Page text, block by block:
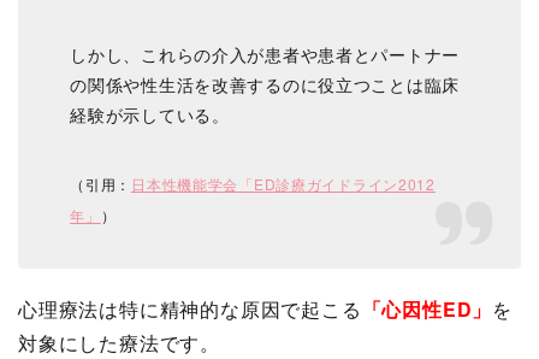
しかし、これらの介入が患者や患者とパートナー
の関係や性生活を改善するのに役立つことは臨床
経験が示している。
（引用： 日本性機能学会「ED診療ガイドライン2012
年」 ）
心理療法は特に精神的な原因で起こる 「心因性ED」 を
対象にした療法です。